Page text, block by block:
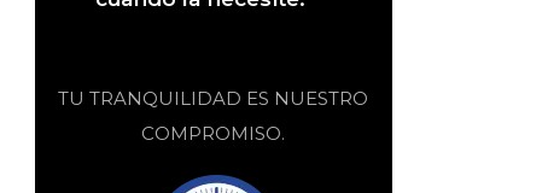
TU TRANQUILIDAD ES NUESTRO
COMPROMISO.